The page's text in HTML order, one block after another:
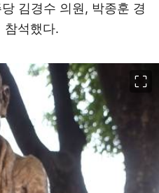
김경수 의원, 박종훈 경
참석했다.